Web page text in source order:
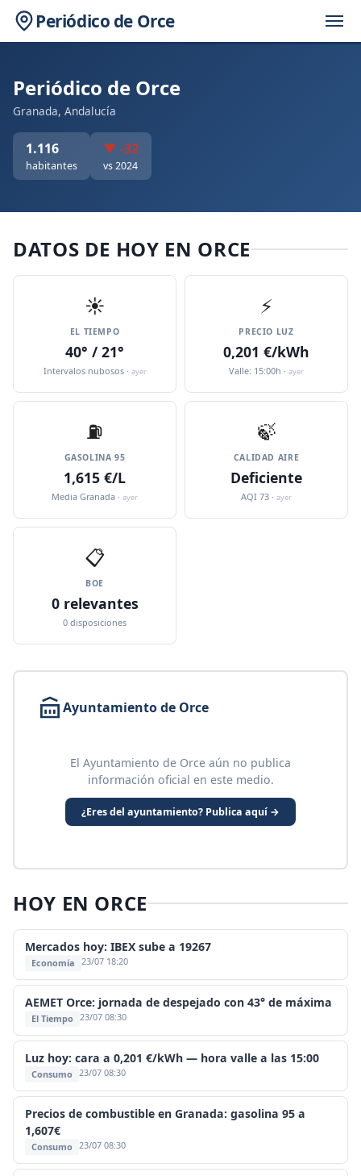
Periódico de Orce
Periódico de Orce
Granada, Andalucía
1.116
habitantes
▼ -32
vs 2024
DATOS DE HOY EN ORCE
☀️
EL TIEMPO
40° / 21°
Intervalos nubosos · ayer
⚡
PRECIO LUZ
0,201 €/kWh
Valle: 15:00h · ayer
⛽️
GASOLINA 95
1,615 €/L
Media Granada · ayer
🍃
CALIDAD AIRE
Deficiente
AQI 73 · ayer
📋
BOE
0 relevantes
0 disposiciones
Ayuntamiento de Orce
El Ayuntamiento de Orce aún no publica
información oficial en este medio.
¿Eres del ayuntamiento? Publica aquí →
HOY EN ORCE
Mercados hoy: IBEX sube a 19267
Economía 23/07 18:20
AEMET Orce: jornada de despejado con 43° de máxima
El Tiempo 23/07 08:30
Luz hoy: cara a 0,201 €/kWh — hora valle a las 15:00
Consumo 23/07 08:30
Precios de combustible en Granada: gasolina 95 a
1,607€
Consumo 23/07 08:30